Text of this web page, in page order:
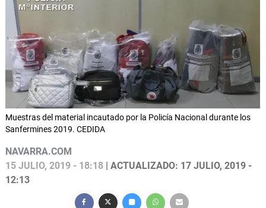
Muestras del material incautado por la Policía Nacional durante los
Sanfermines 2019. CEDIDA
NAVARRA.COM
15 JULIO, 2019 - 18:18 | ACTUALIZADO: 17 JULIO, 2019 -
12:13